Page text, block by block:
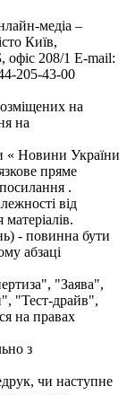
медіа –
Київ,
208/1 E-mail:
205-43-00
на
на
« Новини України
пряме
.
від
- повинна бути
абзаці
"Заява",
"Тест-драйв",
на правах
з
чи наступне